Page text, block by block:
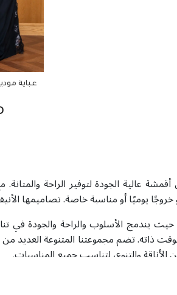
عباية
أقمشة عالية الجودة لتوفير الراحة
يوميًا أو مناسبة خاصة. تصاميمها
حيث يندمج الأسلوب والراحة والجودة
ذاته. تضم مجموعتنا المتنوعة العديد
الأناقة والتنوع، لتناسب جميع المناسبات.